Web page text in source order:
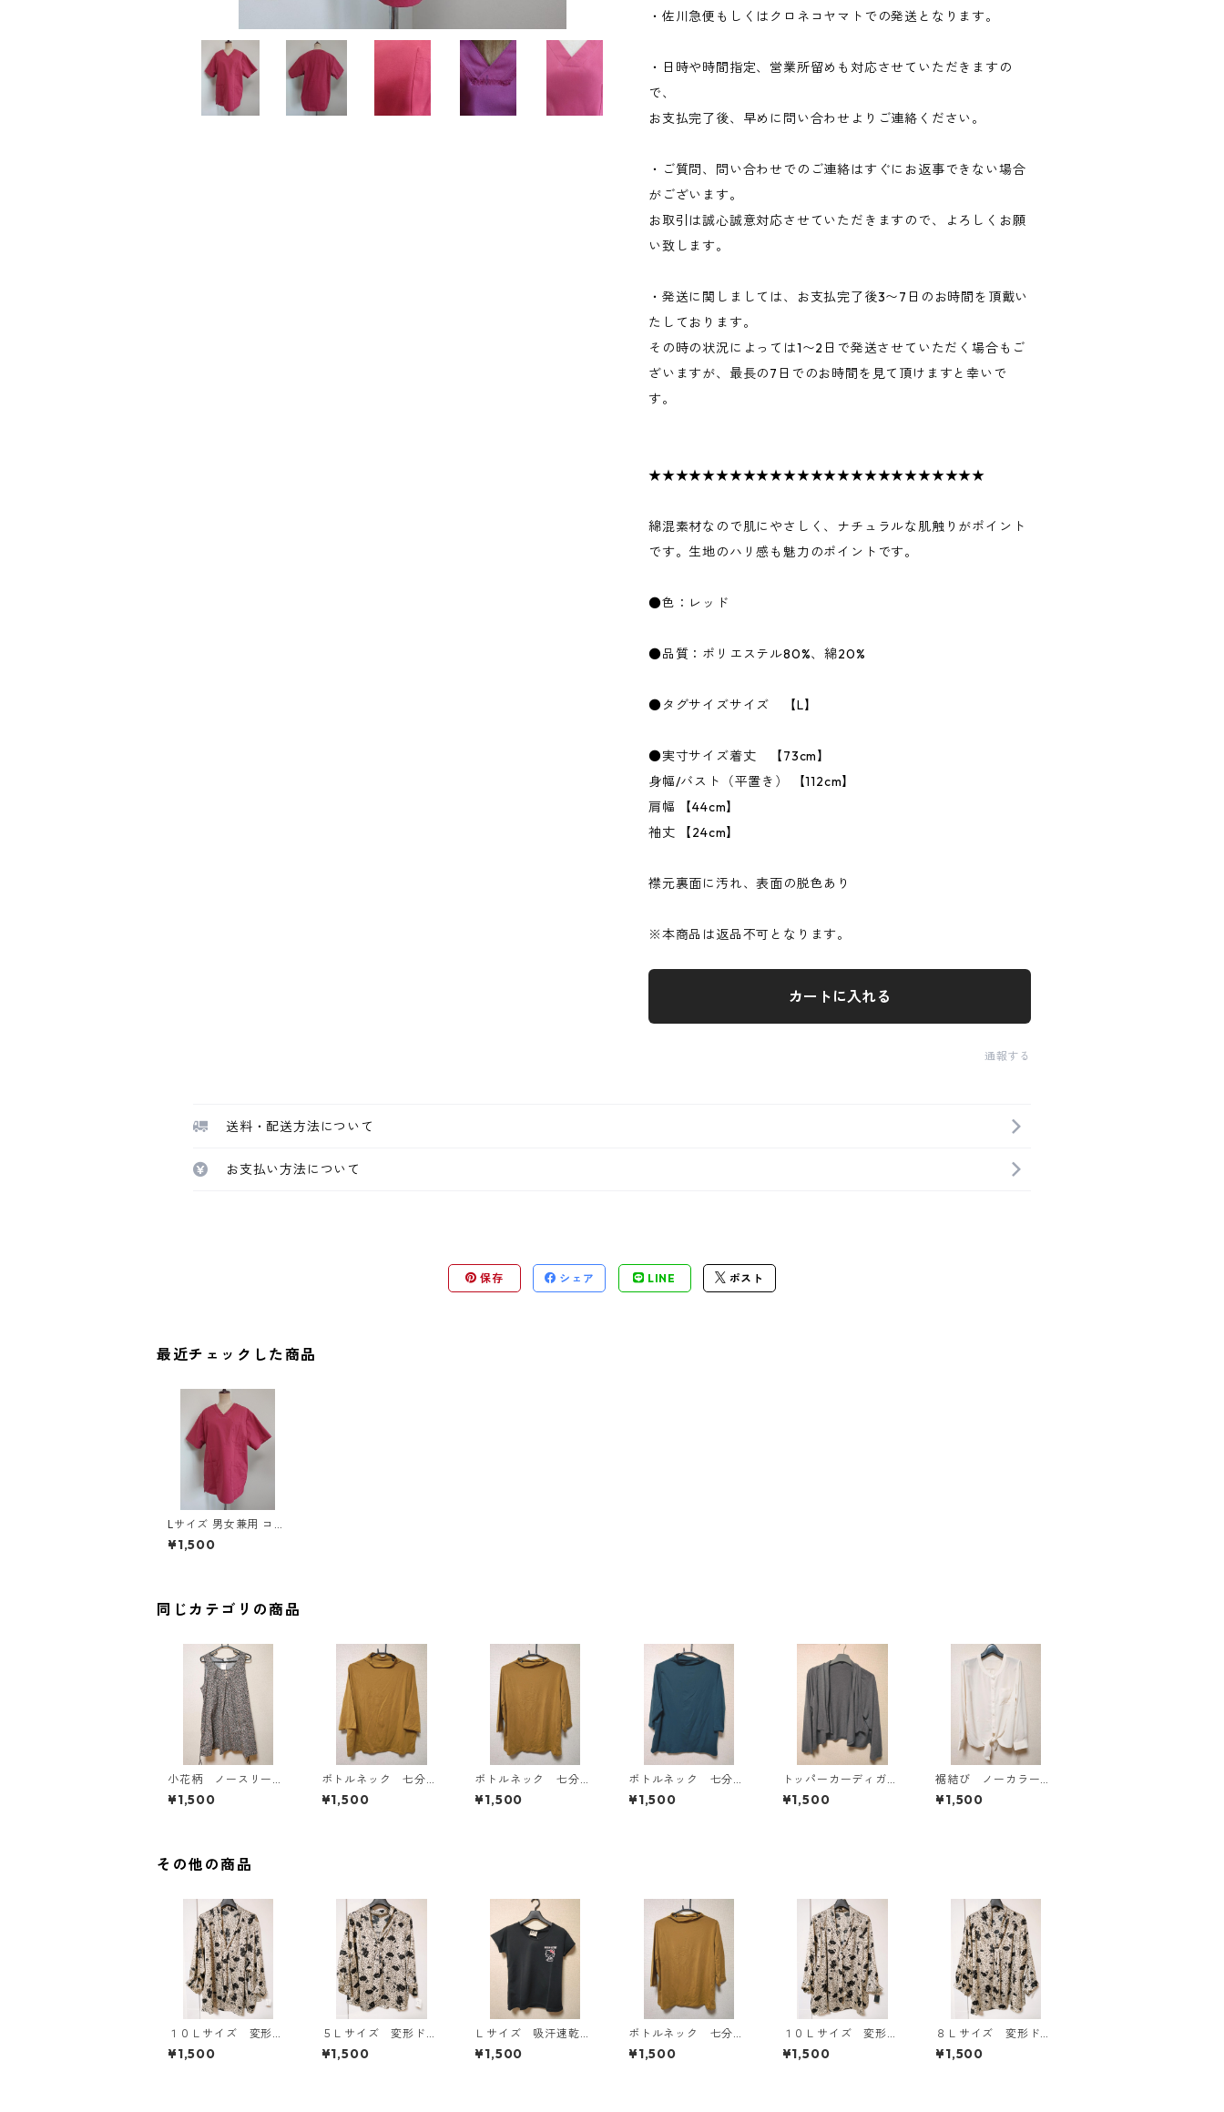
・佐川急便もしくはクロネコヤマトでの発送となります。
・日時や時間指定、営業所留めも対応させていただきますの
で、
お支払完了後、早めに問い合わせよりご連絡ください。
・ご質問、問い合わせでのご連絡はすぐにお返事できない場合
がございます。
お取引は誠心誠意対応させていただきますので、よろしくお願
い致します。
・発送に関しましては、お支払完了後3〜7日のお時間を頂戴い
たしております。
その時の状況によっては1〜2日で発送させていただく場合もご
ざいますが、最長の7日でのお時間を見て頂けますと幸いで
す。
★★★★★★★★★★★★★★★★★★★★★★★★★
綿混素材なので肌にやさしく、ナチュラルな肌触りがポイント
です。生地のハリ感も魅力のポイントです。
●色：レッド
●品質：ポリエステル80%、綿20%
●タグサイズサイズ 【L】
●実寸サイズ着丈 【73cm】
身幅/バスト（平置き） 【112cm】
肩幅 【44cm】
袖丈 【24cm】
襟元裏面に汚れ、表面の脱色あり
※本商品は返品不可となります。
カートに入れる
通報する
送料・配送方法について
お支払い方法について
保存 シェア LINE ポスト
最近チェックした商品
Lサイズ 男女兼用 コッ
トンブレンド カラース
クラブ レッド ◆KIY-1
¥1,500
同じカテゴリの商品
小花柄 ノースリーブ
ワンピース ４Ｌ ブ
ラック KAE-4819
¥1,500
ボトルネック 七分袖
カットソー ４Ｌ マ
スタード KAE-4818
¥1,500
ボトルネック 七分袖
カットソー ４Ｌ マ
スタード KAE-4816
¥1,500
ボトルネック 七分袖
カットソー ４Ｌ テ
ィールグリーン KAE
¥1,500
トッパーカーディガ
ン ４Ｌ グレー K
AE-4814
¥1,500
裾結び ノーカラーブ
ラウス ３Ｌ アイボ
リー KAE-4813
¥1,500
その他の商品
１０Ｌサイズ 変形ド
ット 花柄 ボウタイ
ブラウス オフホワイ
¥1,500
５Ｌサイズ 変形ドッ
ト 花柄 ボウタイブ
ラウス オフホワイ
¥1,500
Ｌサイズ 吸汗速乾
抗菌防臭・消臭 ハロ
ーキティ ドライメッ
¥1,500
ボトルネック 七分袖
カットソー ４Ｌ マ
スタード KAE-4816
¥1,500
１０Ｌサイズ 変形ド
ット 花柄 ボウタイ
ブラウス オフホワイ
¥1,500
８Ｌサイズ 変形ドッ
ト 花柄 ボウタイブ
ラウス オフホワイ
¥1,500